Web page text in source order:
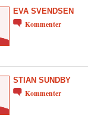
EVA SVENDSEN
Kommenter
STIAN SUNDBY
Kommenter